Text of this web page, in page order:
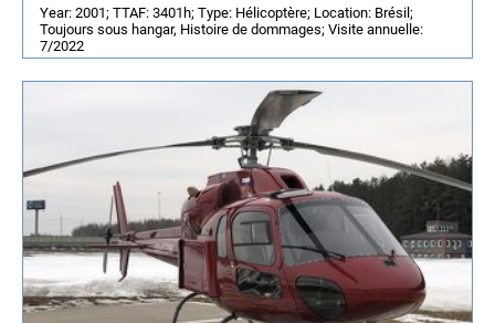
Year: 2001; TTAF: 3401h; Type: Hélicoptère; Location: Brésil;
Toujours sous hangar, Histoire de dommages; Visite annuelle:
7/2022